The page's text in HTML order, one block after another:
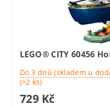
LEGO® CITY 60456
Do 3 dnů (skladem u
(>2 ks)
729 Kč